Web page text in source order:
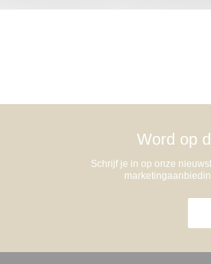
Word op
Schrijf je in op onze